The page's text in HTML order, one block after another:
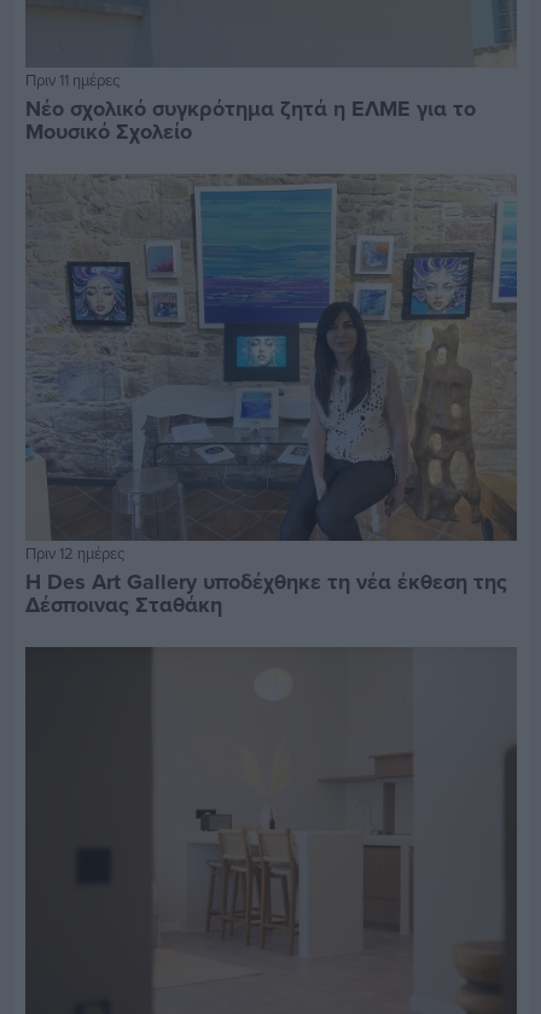
Πριν 11 ημέρες
Νέο σχολικό συγκρότημα ζητά η ΕΛΜΕ για το
Μουσικό Σχολείο
Πριν 12 ημέρες
Η Des Art Gallery υποδέχθηκε τη νέα έκθεση της
Δέσποινας Σταθάκη